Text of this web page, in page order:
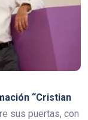
“Cristian
sus puertas, con